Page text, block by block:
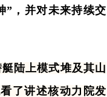
”，并对未来持续交
陆上模式堆及其山
了讲述核动力院发